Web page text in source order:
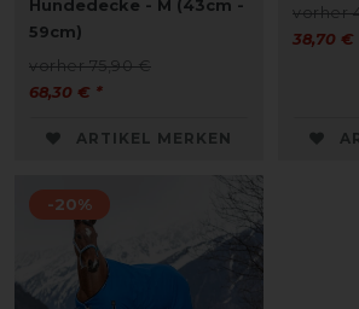
Hundedecke - M (43cm -
59cm)
vorher 75,90 €
68,30 € *
ARTIKEL MERKEN
vorher
38,70 €
-20%